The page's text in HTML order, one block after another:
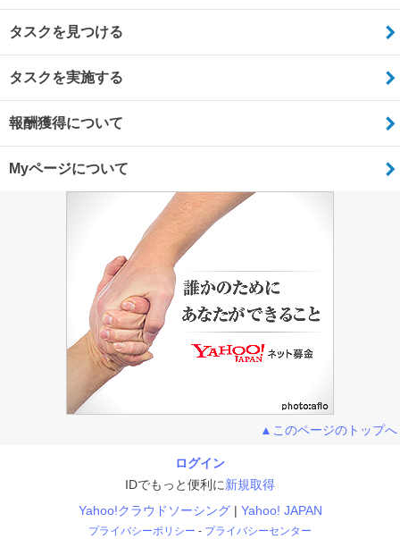
タスクを見つける
タスクを実施する
報酬獲得について
Myページについて
▲このページのトップへ
ログイン
IDでもっと便利に新規取得
Yahoo!クラウドソーシング
Yahoo! JAPAN
プライバシーポリシー プライバシーセンター